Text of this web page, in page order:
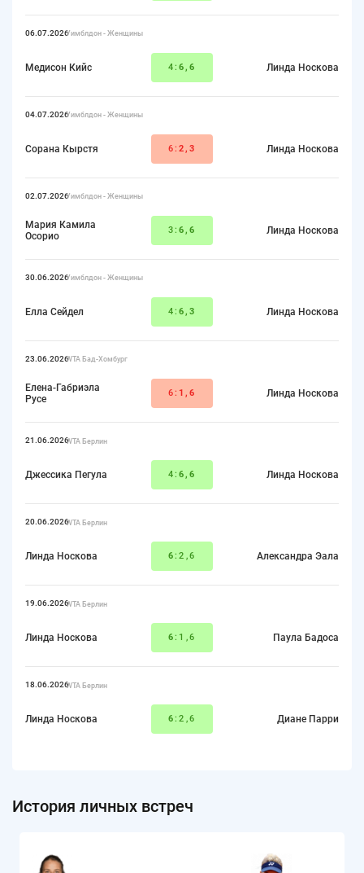
06.07.2026Уимблдон - Женщины
Медисон Кийс 4: 6,6 Линда Носкова
04.07.2026Уимблдон - Женщины
Сорана Кырстя 6: 2,3 Линда Носкова
02.07.2026Уимблдон - Женщины
Мария Камила
Осорио
3: 6,6 Линда Носкова
30.06.2026Уимблдон - Женщины
Елла Сейдел 4: 6,3 Линда Носкова
23.06.2026WTA Бад-Хомбург
Елена-Габриэла
Русе
6: 1,6 Линда Носкова
21.06.2026WTA Берлин
Джессика Пегула 4: 6,6 Линда Носкова
20.06.2026WTA Берлин
Линда Носкова 6:2,6 Александра Эала
19.06.2026WTA Берлин
Линда Носкова 6:1,6 Паула Бадоса
18.06.2026WTA Берлин
Линда Носкова 6:2,6 Диане Парри
История личных встреч